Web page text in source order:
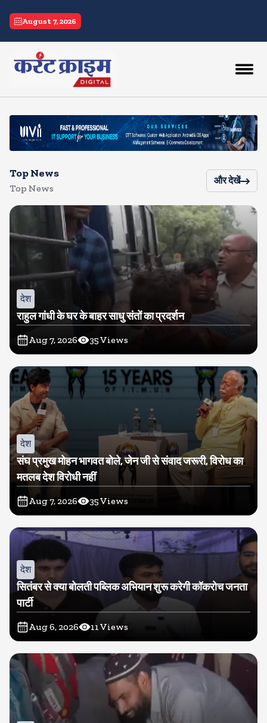
August 7, 2026
Top News
Top News
और देखें
देश
राहुल गांधी के घर के बाहर साधु संतों का प्रदर्शन
Aug 7, 2026 35Views
देश
संघ प्रमुख मोहन भागवत बोले, जेन जी से संवाद जरूरी, विरोध का
मतलब देश विरोधी नहीं
Aug 7, 2026 35Views
देश
सितंबर से क्या बोलती पब्लिक अभियान शुरू करेगी कॉकरोच जनता
पार्टी
Aug 6, 2026 11 Views